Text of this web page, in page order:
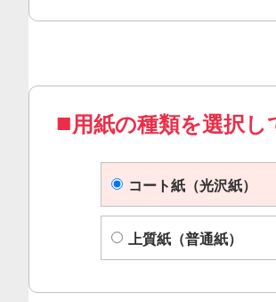
用紙の種類を選択し
コート紙（光沢紙）
上質紙（普通紙）